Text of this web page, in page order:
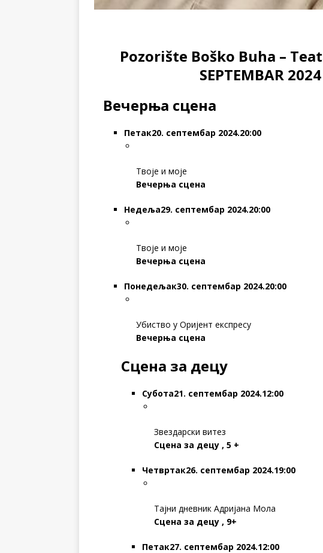
Pozorište Boško Buha –
SEPTEMBAR
Вечерња сцена
Петак20. септембар 2024.20:00
Твоје и моје
Вечерња сцена
Недеља29. септембар 2024.20:00
Твоје и моје
Вечерња сцена
Понедељак30. септембар 2024.20:00
Убиство у Оријент експресу
Вечерња сцена
Сцена за децу
Субота21. септембар 2024.12:00
Звездарски витез
Сцена за децу , 5 +
Четвртак26. септембар 2024.19:00
Тајни дневник Адријана Мола
Сцена за децу , 9+
Петак27. септембар 2024.12:00